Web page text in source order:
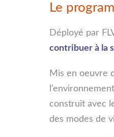
Le
Déployé par
contribuer à la
Mis en oeuvre
construit avec
des modes de